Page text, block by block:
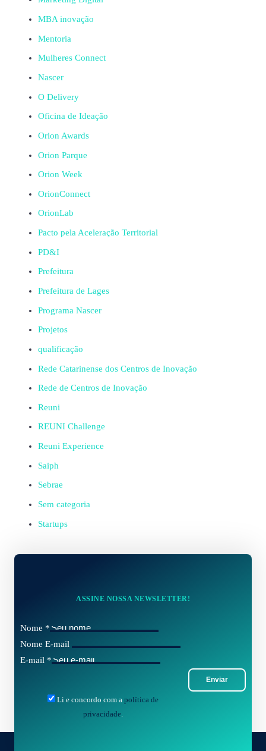
MBA inovação
Mentoria
Mulheres Connect
Nascer
O Delivery
Oficina de Ideação
Orion Awards
Orion Parque
Orion Week
OrionConnect
OrionLab
Pacto pela Aceleração Territorial
PD&I
Prefeitura
Prefeitura de Lages
Programa Nascer
Projetos
qualificação
Rede Catarinense dos Centros de Inovação
Rede de Centros de Inovação
Reuni
REUNI Challenge
Reuni Experience
Saiph
Sebrae
Sem categoria
Startups
ASSINE NOSSA NEWSLETTER!
Nome *
Nome E-mail
E-mail *
Enviar
Li e concordo com a política de
privacidade.